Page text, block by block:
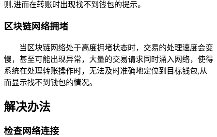
则,进而在转账时出现找不到钱包的提示。
区块链网络拥堵
当区块链网络处于高度拥堵状态时，交易的处理速度会变
慢，甚至可能出现异常，大量的交易请求同时涌入网络，使得
系统在处理转账操作时，无法及时准确地定位到目标钱包,从
而显示找不到钱包的情况。
解决办法
检查网络连接